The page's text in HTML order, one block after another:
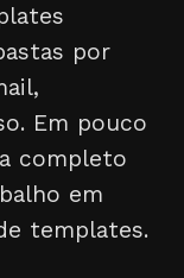
por
Em pouco
completo
em
templates.